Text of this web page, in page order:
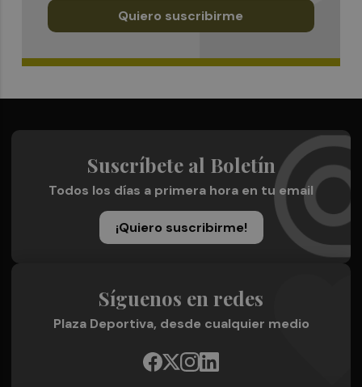
Quiero suscribirme
Suscríbete al Boletín
Todos los días a primera hora en tu email
¡Quiero suscribirme!
Síguenos en redes
Plaza Deportiva, desde cualquier medio